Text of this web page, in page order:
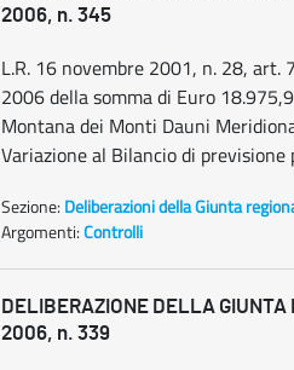
2006, n. 345
L.R. 16 novembre 2001, n. 28, art.
2006 della somma di Euro
Montana dei Monti Dauni
Variazione al Bilancio di
Sezione: Deliberazioni della Giunta
Argomenti:Controlli
DELIBERAZIONE DELLA GIUNTA
2006, n. 339